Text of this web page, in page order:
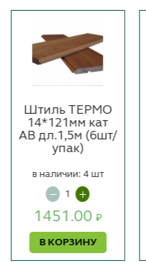
Штиль ТЕРМО
14*121мм кат
АВ дл.1,5м (6шт/
упак)
1451.00₽
В КОРЗИНУ
в наличии: 4 шт